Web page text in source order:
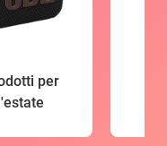
per